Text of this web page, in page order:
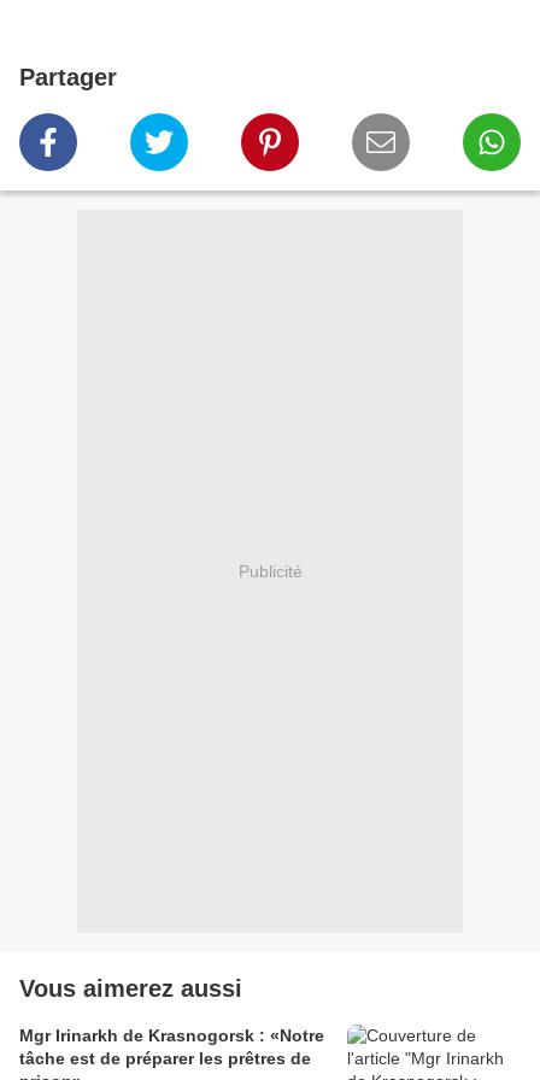
Partager
Publicité
Vous aimerez aussi
Mgr Irinarkh de Krasnogorsk : «Notre
tâche est de préparer les prêtres de